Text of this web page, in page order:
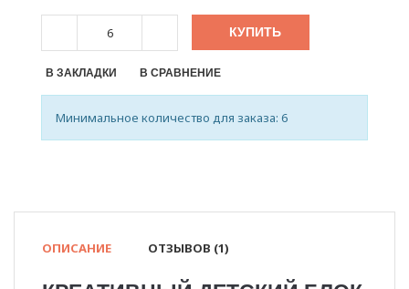
КУПИТЬ
В ЗАКЛАДКИ В СРАВНЕНИЕ
Минимальное количество для заказа: 6
ОПИСАНИЕ ОТЗЫВОВ (1)